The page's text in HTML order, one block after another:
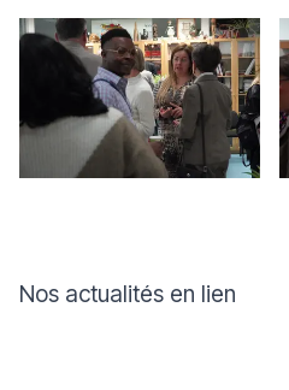
Nos actualités en lien